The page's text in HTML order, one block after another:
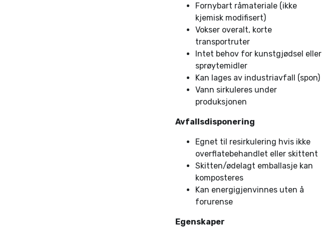
Fornybart råmateriale (ikke
kjemisk modifisert)
Vokser overalt, korte
transportruter
Intet behov for kunstgjødsel eller
sprøytemidler
Kan lages av industriavfall (spon)
Vann sirkuleres under
produksjonen
Avfallsdisponering
Egnet til resirkulering hvis ikke
overflatebehandlet eller skittent
Skitten/ødelagt emballasje kan
komposteres
Kan energigjenvinnes uten å
forurense
Egenskaper